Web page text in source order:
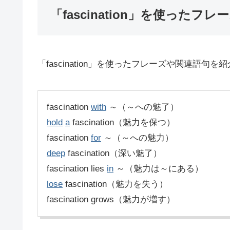
「fascination」を使ったフレ
「fascination」を使ったフレーズや関連語句を紹
fascination with ～（～への魅了）
hold afascination（魅力を保つ）
fascination for ～（～への魅力）
deep fascination（深い魅了）
fascination lies in ～（魅力は～にある）
lose fascination（魅力を失う）
fascination grows（魅力が増す）